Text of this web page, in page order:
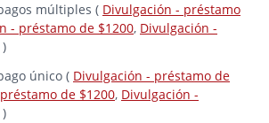
múltiples ( Divulgación - préstamo
- préstamo de $1200, Divulgación -
)
único ( Divulgación - préstamo de
de $1200, Divulgación -
)